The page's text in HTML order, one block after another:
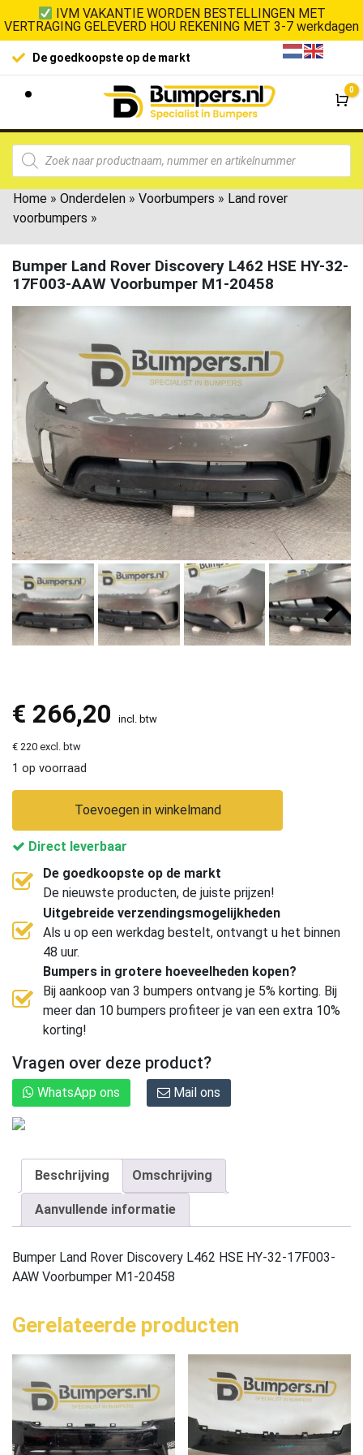
IVM VAKANTIE WORDEN BESTELLINGEN MET
VERTRAGING GELEVERD HOU REKENING MET 3-7 werkdagen
De goedkoopste op de markt
0
Home » Onderdelen » Voorbumpers » Land rover
voorbumpers »
Bumper Land Rover Discovery L462 HSE HY-32-
17F003-AAW Voorbumper M1-20458
€ 266,20 incl. btw
€ 220 excl. btw
1 op voorraad
Toevoegen in winkelmand
Direct leverbaar
De goedkoopste op de markt
De nieuwste producten, de juiste prijzen!
Uitgebreide verzendingsmogelijkheden
Als u op een werkdag bestelt, ontvangt u het binnen
48 uur.
Bumpers in grotere hoeveelheden kopen?
Bij aankoop van 3 bumpers ontvang je 5% korting. Bij
meer dan 10 bumpers profiteer je van een extra 10%
korting!
Vragen over deze product?
WhatsApp ons Mail ons
Beschrijving Omschrijving
Aanvullende informatie
Bumper Land Rover Discovery L462 HSE HY-32-17F003-
AAW Voorbumper M1-20458
Gerelateerde producten